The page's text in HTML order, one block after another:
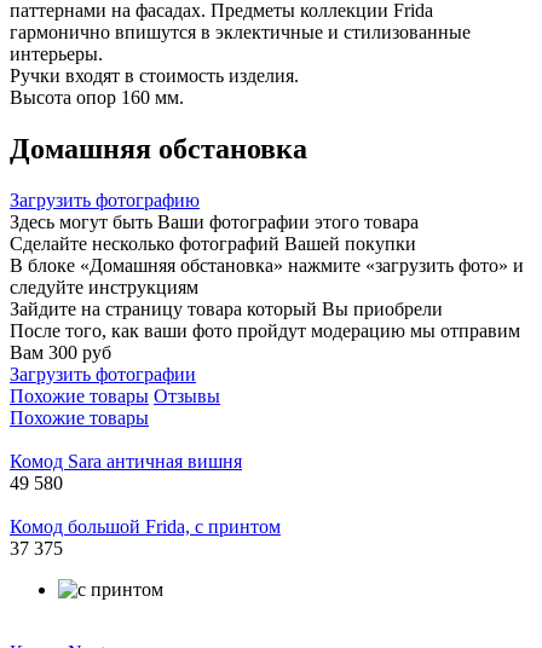
паттернами на фасадах. Предметы коллекции Frida
гармонично впишутся в эклектичные и стилизованные
интерьеры.
Ручки входят в стоимость изделия.
Высота опор 160 мм.
Домашняя обстановка
Загрузить фотографию
Здесь могут быть Ваши фотографии этого товара
Сделайте несколько фотографий Вашей покупки
В блоке «Домашняя обстановка» нажмите «загрузить фото» и
следуйте инструкциям
Зайдите на страницу товара который Вы приобрели
После того, как ваши фото пройдут модерацию мы отправим
Вам 300 руб
Загрузить фотографии
Похожие товары Отзывы
Похожие товары
Комод Sara античная вишня
49 580
Комод большой Frida, с принтом
37 375